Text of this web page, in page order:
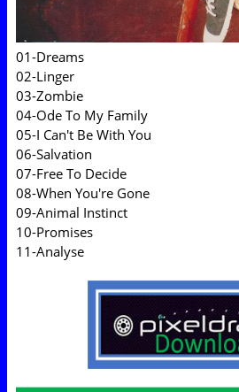
01-Dreams
02-Linger
03-Zombie
04-Ode To My Family
05-I Can't Be With You
06-Salvation
07-Free To Decide
08-When You're Gone
09-Animal Instinct
10-Promises
11-Analyse